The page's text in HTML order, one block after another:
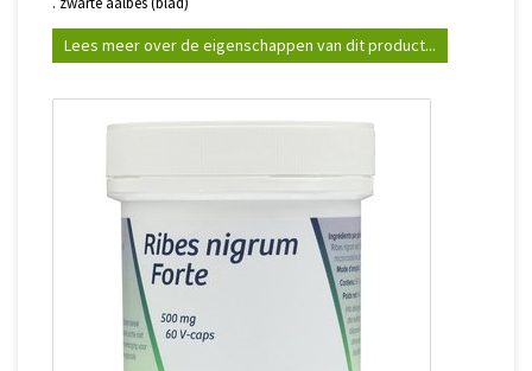
Lees meer over de eigenschappen van dit product...